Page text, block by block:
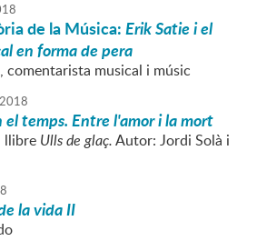
de la Música:Erik Satie i el
en forma de pera
comentarista musical i músic
2018
el temps. Entre l'amor i la mort
llibre Ulls de glaç.Autor: Jordi Solà i
la vida II